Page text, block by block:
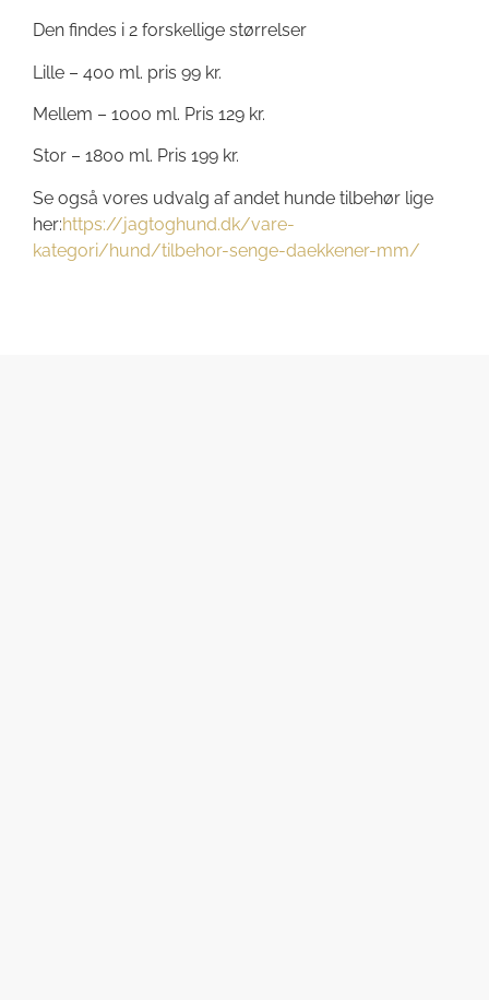
Den findes i 2 forskellige størrelser
Lille – 400 ml. pris 99 kr.
Mellem – 1000 ml. Pris 129 kr.
Stor – 1800 ml. Pris 199 kr.
Se også vores udvalg af andet hunde tilbehør lige
her:https://jagtoghund.dk/vare-
kategori/hund/tilbehor-senge-daekkener-mm/